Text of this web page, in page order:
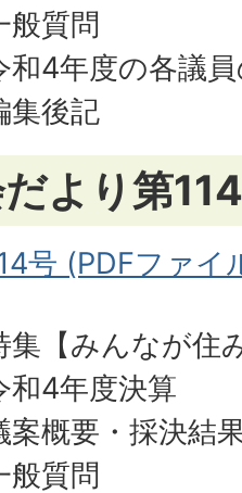
般質問
和4年度の各議
集後記
より第
号 (PDFファイ
集【みんなが住
和4年度決算
案概要・採決結
般質問